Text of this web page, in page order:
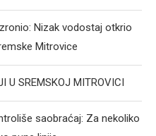
Nizak vodostaj otkrio
Mitrovice
U SREMSKOJ MITROVICI
saobraćaj: Za nekoliko